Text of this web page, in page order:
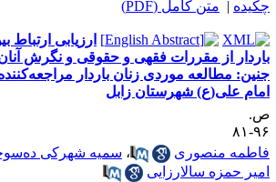
| متن کامل (PDF)
ارزیابی ارتباط
از مقررات فقهی و حقوقی و نگرش
مطالعه موردی زنان باردار مراجعه‌کننده
علی(ع) شهرستان زابل
۸۱
منصوری
،سمیه شهرکی
حمزه سالارزایی